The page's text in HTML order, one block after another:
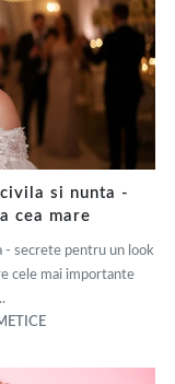
si nunta -
cea mare
- secrete pentru un look
cele mai importante